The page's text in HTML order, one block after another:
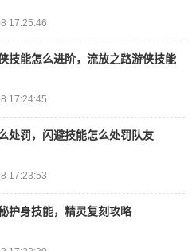
17:25:46
技能怎么进阶，流放之路游侠技能
17:24:45
处罚，闪避技能怎么处罚队友
17:23:53
护身技能，精灵复刻攻略